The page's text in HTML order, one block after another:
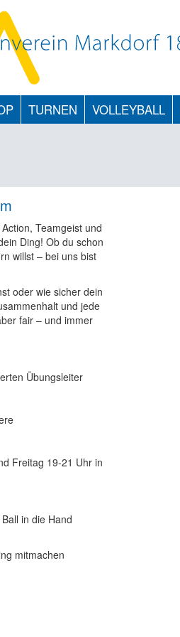
TURNEN VOLLEYBALL
Teamgeist und
Ding! Ob du schon
willst – bei uns bist
oder wie sicher dein
und jede
fair – und immer
Übungsleiter
Freitag 19-21 Uhr in
in die Hand
mitmachen